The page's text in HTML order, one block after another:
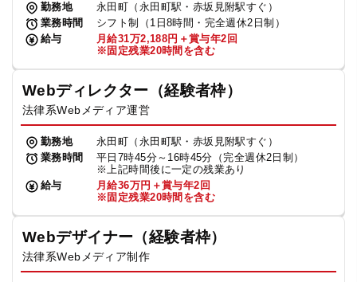
勤務地
永田町（永田町駅・赤坂見附駅すぐ）
業務時間
シフト制（1日8時間・完全週休2日制）
給与
月給31万2,188円＋賞与年2回
※固定残業20時間を含む
Webディレクター（経験者枠）
法律系Webメディア運営
勤務地
永田町（永田町駅・赤坂見附駅すぐ）
業務時間
平日7時45分～16時45分（完全週休2日制）
※上記時間後に一定の残業あり
給与
月給36万円＋賞与年2回
※固定残業20時間を含む
Webデザイナー（経験者枠）
法律系Webメディア制作